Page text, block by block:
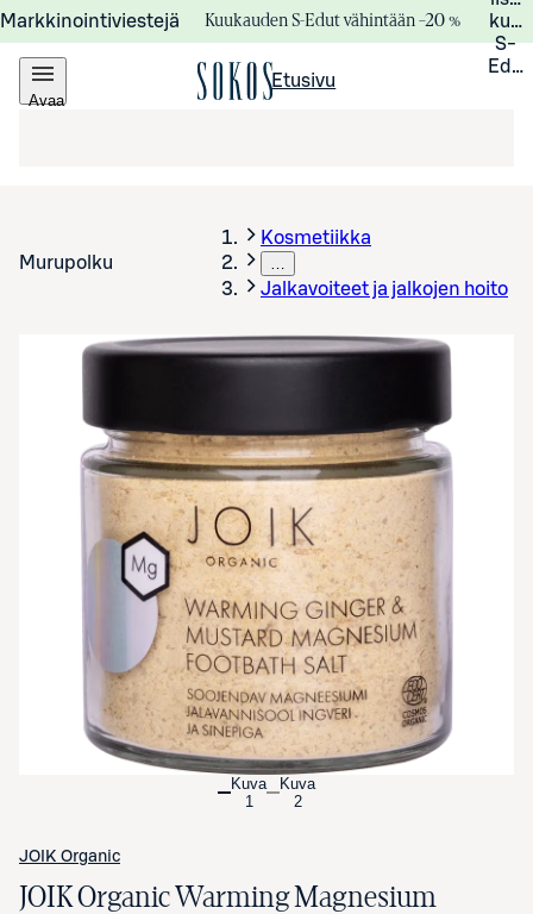
Markkinointiviestejä Kuukauden S-Edut vähintään –20 %
S-
Avaa
Etusivu
Murupolku
Kosmetiikka
…
Jalkavoiteet ja jalkojen hoito
Avaa tuotekuva suurennettuna
Kuva
1
Kuva
2
JOIK Organic
JOIK Organic Warming Magnesium